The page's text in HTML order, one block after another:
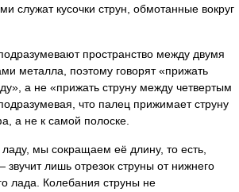
служат кусочки струн, обмотанные вокруг
пространство между двумя
металла, поэтому говорят «прижать
а не «прижать струну между четвертым
что палец прижимает струну
а не к самой полоске.
мы сокращаем её длину, то есть,
лишь отрезок струны от нижнего
лада. Колебания струны не